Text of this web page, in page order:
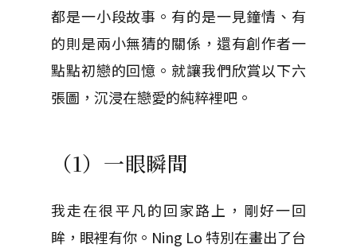
都是一小段故事。有的是一見鐘情、有
的則是兩小無猜的關係，還有創作者一
點點初戀的回憶。就讓我們欣賞以下六
張圖，沉浸在戀愛的純粹裡吧。
（1）一眼瞬間
我走在很平凡的回家路上，剛好一回
眸，眼裡有你。Ning Lo 特別在畫出了台